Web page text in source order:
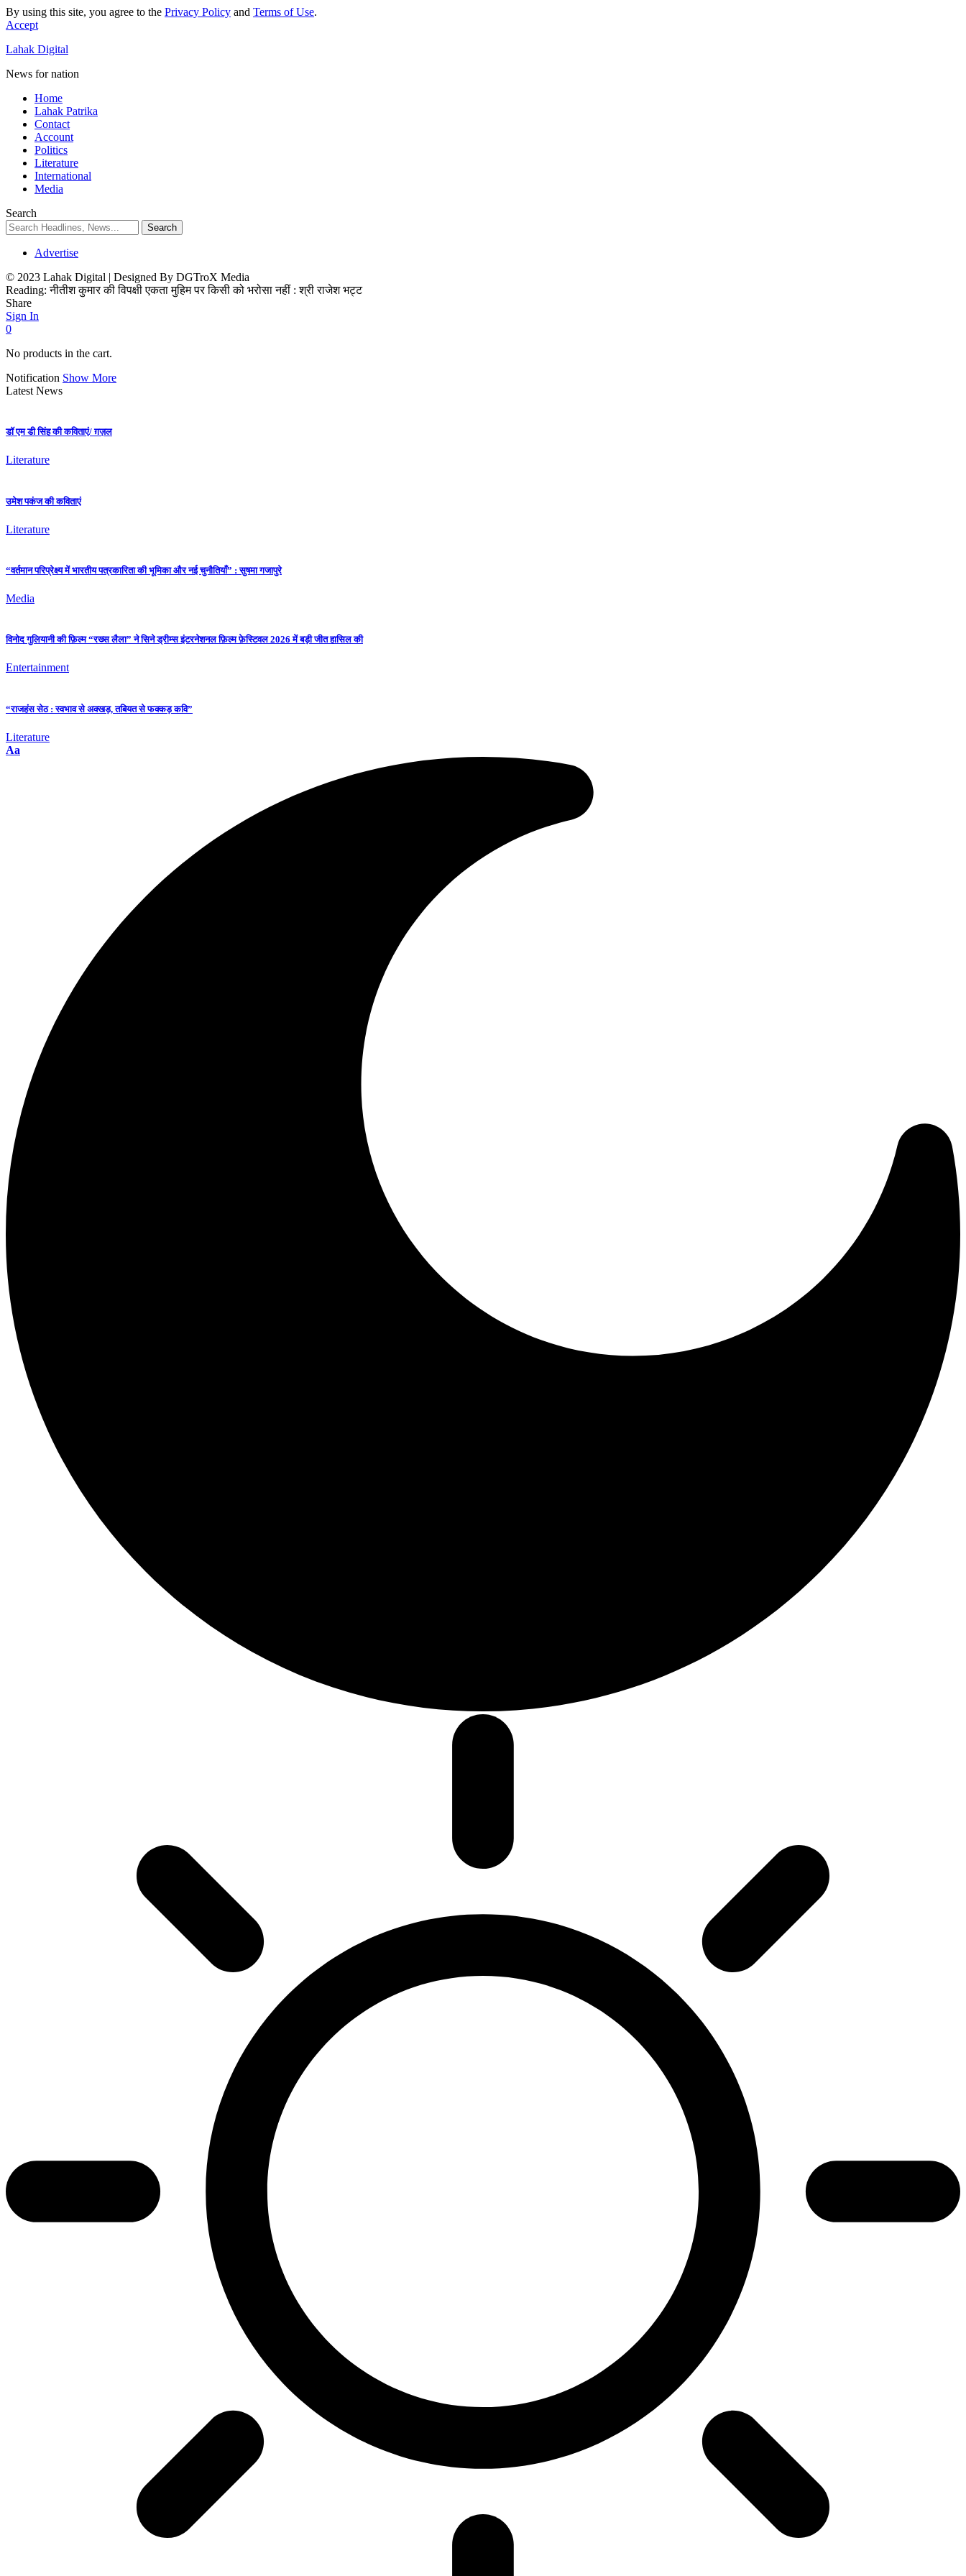
By using this site, you agree to the Privacy Policy and Terms of Use.
Accept
Lahak Digital
News for nation
Home
Lahak Patrika
Contact
Account
Politics
Literature
International
Media
Search
Advertise
© 2023 Lahak Digital | Designed By DGTroX Media
Reading: नीतीश कुमार की विपक्षी एकता मुहिम पर किसी को भरोसा नहीं : श्री राजेश भट्ट
Share
Sign In
0
No products in the cart.
Notification Show More
Latest News
डॉ एम डी सिंह की कविताएं/ ग़ज़ल
Literature
उमेश पकंज की कविताएं
Literature
“वर्तमान परिप्रेक्ष्य में भारतीय पत्रकारिता की भूमिका और नई चुनौतियाँ” : सुषमा गजापुरे
Media
विनोद गुलियानी की फ़िल्म “रख्स लैला” ने सिने ड्रीम्स इंटरनेशनल फ़िल्म फ़ेस्टिवल 2026 में बड़ी जीत हासिल की
Entertainment
“राजहंस सेठ : स्वभाव से अक्खड़, तबियत से फक्कड़ कवि”
Literature
Aa